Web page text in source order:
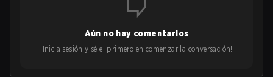
Aún no hay comentarios
¡Inicia sesión y sé el primero en comenzar la conversación!